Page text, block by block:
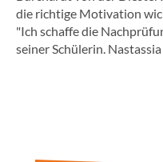
die richtige Motivation
"Ich schaffe die
seiner Schülerin.